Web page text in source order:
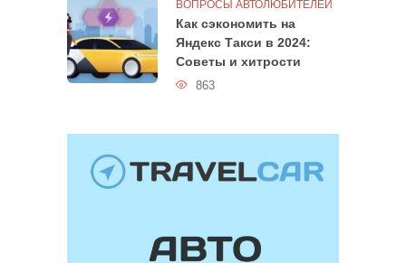
ВОПРОСЫ АВТОЛЮБИТЕЛЕЙ
Как сэкономить на
Яндекс Такси в 2024:
Советы и хитрости
863